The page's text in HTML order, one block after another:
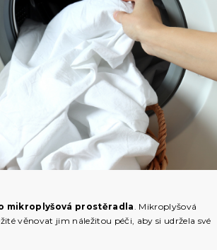
mikroplyšová prostěradla. Mikroplyšová
věnovat jim náležitou péči, aby si udržela své